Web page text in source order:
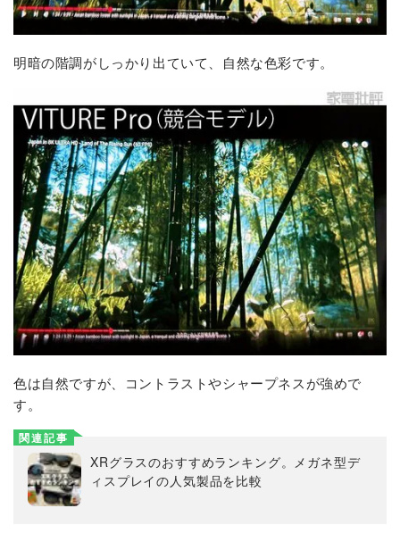
明暗の階調がしっかり出ていて、自然な色彩です。
色は自然ですが、コントラストやシャープネスが強めで
す。
関連記事
XRグラスのおすすめランキング。メガネ型デ
ィスプレイの人気製品を比較